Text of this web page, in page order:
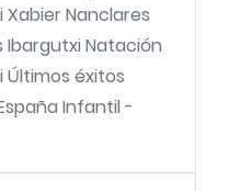
Nanclares
Ibargutxi Natación
Últimos éxitos
Infantil -